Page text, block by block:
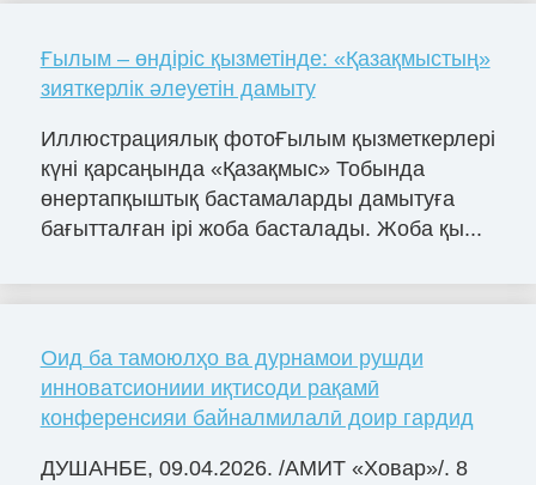
Ғылым – өндіріс қызметінде: «Қазақмыстың»
зияткерлік әлеуетін дамыту
Иллюстрациялық фотоҒылым қызметкерлері
күні қарсаңында «Қазақмыс» Тобында
өнертапқыштық бастамаларды дамытуға
бағытталған ірі жоба басталады. Жоба қы...
Оид ба тамоюлҳо ва дурнамои рушди
инноватсиониии иқтисоди рақамӣ
конференсияи байналмилалӣ доир гардид
ДУШАНБЕ, 09.04.2026. /АМИТ «Ховар»/. 8